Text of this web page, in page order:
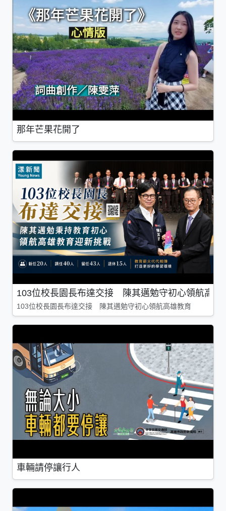
那年芒果花開了
103位校長園長布達交接 陳其邁勉守初心領航高雄
103位校長園長布達交接 陳其邁勉守初心領航高雄教育
車輛請停讓行人